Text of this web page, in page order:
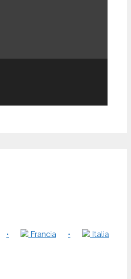
• Francia •
Italia